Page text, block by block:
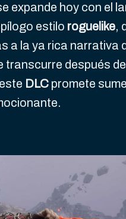
expande hoy con el
estilo roguelike,
a la ya rica narrativa
transcurre después
DLC promete